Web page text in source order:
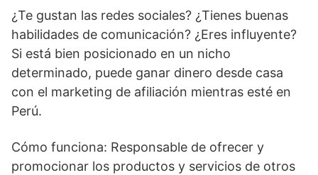
¿Te gustan las redes sociales? ¿Tienes buenas
habilidades de comunicación? ¿Eres influyente?
Si está bien posicionado en un nicho
determinado, puede ganar dinero desde casa
con el marketing de afiliación mientras esté en
Perú.
Cómo funciona: Responsable de ofrecer y
promocionar los productos y servicios de otros